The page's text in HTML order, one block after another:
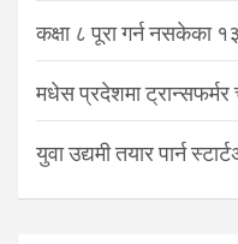
कक्षा ८ पूरा गर्न नसकेका
मधेस प्रदेशमा ट्रान्सफर्मर
युवा उद्यमी तयार पार्न